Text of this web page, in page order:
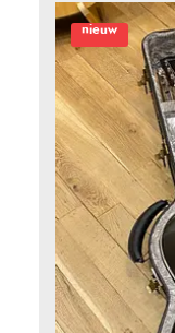
nieuw